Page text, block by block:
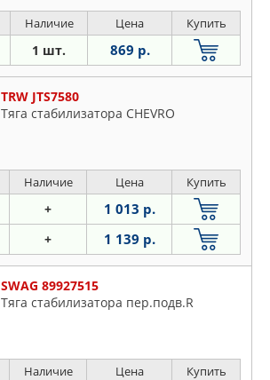
Наличие Цена Купить
1 шт. 869 р.
TRW JTS7580
Тяга стабилизатора CHEVRO
Наличие Цена Купить
+ 1 013 р.
+ 1 139 р.
SWAG 89927515
Тяга стабилизатора пер.подв.R
Наличие Цена Купить